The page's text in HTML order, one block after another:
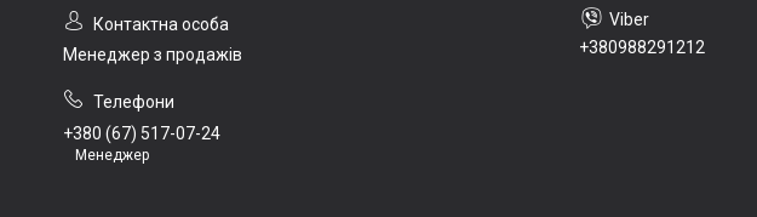
Менеджер з продажів
+380 (67) 517-07-24
Менеджер
+380988291212